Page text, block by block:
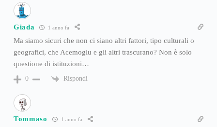
Giada 1 anno fa
Ma siamo sicuri che non ci siano altri fattori, tipo culturali o
geografici, che Acemoglu e gli altri trascurano? Non è solo
questione di istituzioni…
0 Rispondi
Tommaso 1 anno fa